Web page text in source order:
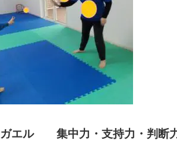
ガエル 集中力・支持力・判断